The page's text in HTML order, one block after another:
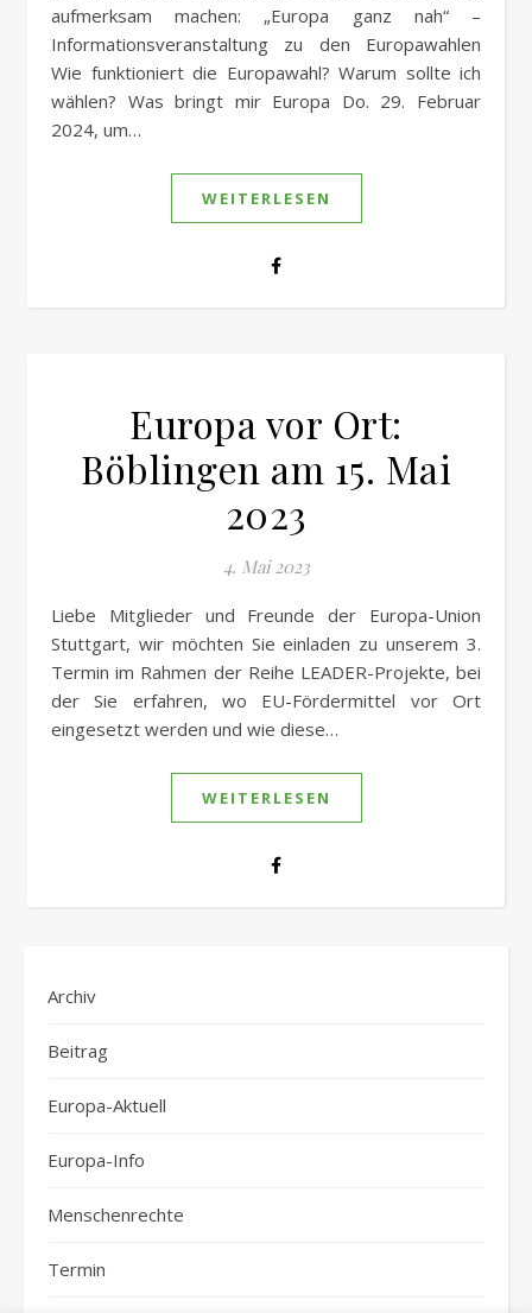
aufmerksam machen: „Europa ganz nah“ –
Informationsveranstaltung zu den Europawahlen
Wie funktioniert die Europawahl? Warum sollte ich
wählen? Was bringt mir Europa Do. 29. Februar
2024, um…
WEITERLESEN
Europa vor Ort:
Böblingen am 15. Mai
2023
4. Mai 2023
Liebe Mitglieder und Freunde der Europa-Union
Stuttgart, wir möchten Sie einladen zu unserem 3.
Termin im Rahmen der Reihe LEADER-Projekte, bei
der Sie erfahren, wo EU-Fördermittel vor Ort
eingesetzt werden und wie diese…
WEITERLESEN
Archiv
Beitrag
Europa-Aktuell
Europa-Info
Menschenrechte
Termin